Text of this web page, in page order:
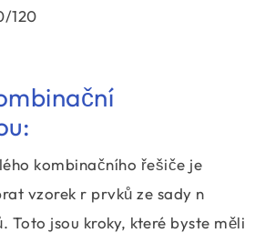
120
kombinačního řešiče je
vzorek r prvků ze sady n
Toto jsou kroky, které byste měli